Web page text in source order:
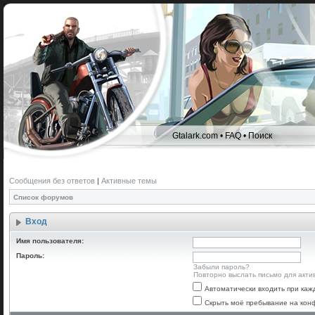
Gtalark.com •FAQ•Поиск
Сообщения без ответов | Активные темы
Список форумов
Вход
Имя пользователя:
Пароль:
Забыли пароль?
Повторно выслать письмо для
Автоматически входить при
Скрыть моё пребывание на